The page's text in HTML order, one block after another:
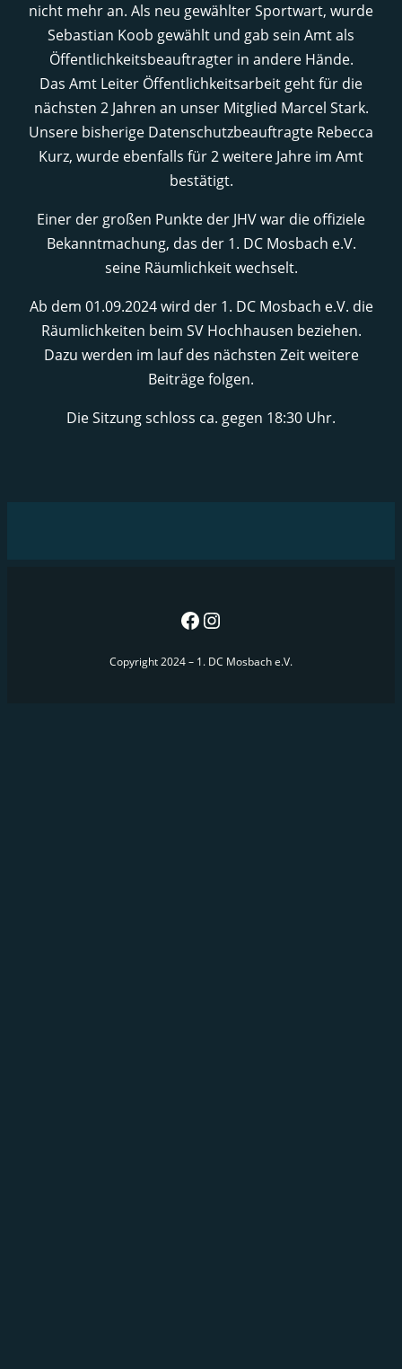
nicht mehr an. Als neu gewählter Sportwart, wurde
Sebastian Koob gewählt und gab sein Amt als
Öffentlichkeitsbeauftragter in andere Hände.
Das Amt Leiter Öffentlichkeitsarbeit geht für die
nächsten 2 Jahren an unser Mitglied Marcel Stark.
Unsere bisherige Datenschutzbeauftragte Rebecca
Kurz, wurde ebenfalls für 2 weitere Jahre im Amt
bestätigt.
Einer der großen Punkte der JHV war die offiziele
Bekanntmachung, das der 1. DC Mosbach e.V.
seine Räumlichkeit wechselt.
Ab dem 01.09.2024 wird der 1. DC Mosbach e.V. die
Räumlichkeiten beim SV Hochhausen beziehen.
Dazu werden im lauf des nächsten Zeit weitere
Beiträge folgen.
Die Sitzung schloss ca. gegen 18:30 Uhr.
Copyright 2024 – 1. DC Mosbach e.V.